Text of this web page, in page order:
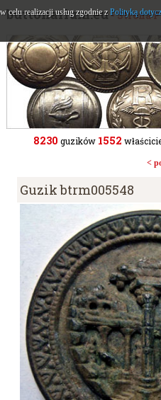
buttonarium.eu- Strona
8230 guzików 1552
<
Guzik btrm005548
celu realizacji usług zgodnie z Polityką